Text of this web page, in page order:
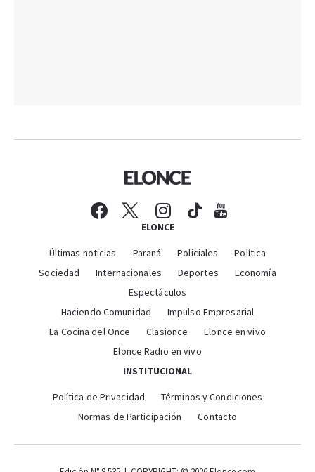
ELONCE
Últimas noticias Paraná Policiales
Política
Sociedad
Internacionales Deportes
Economía
Espectáculos
Haciendo Comunidad
Impulso Empresarial
La Cocina del Once
Clasionce
Elonce en vivo
Elonce Radio en vivo
INSTITUCIONAL
Política de Privacidad
Términos y Condiciones
Normas de Participación
Contacto